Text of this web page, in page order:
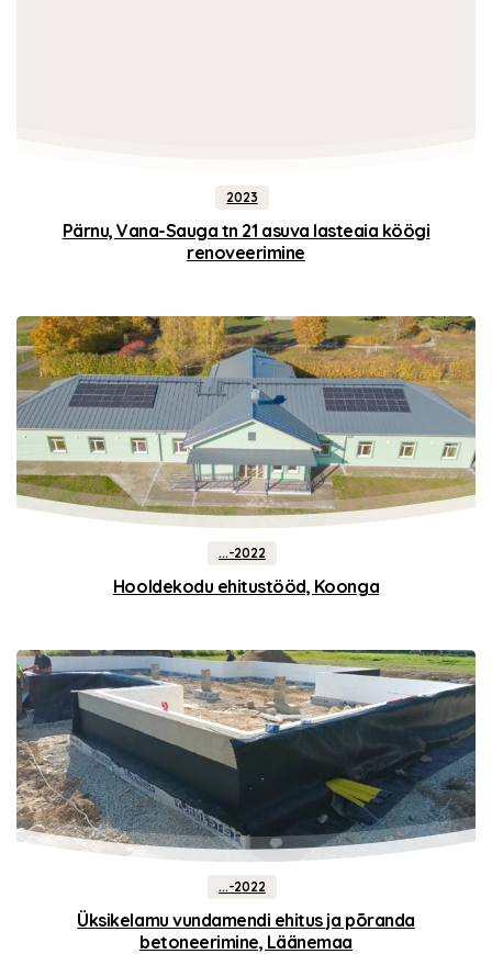
2023
Pärnu, Vana-Sauga tn 21 asuva lasteaia köögi
renoveerimine
...-2022
Hooldekodu ehitustööd, Koonga
...-2022
Üksikelamu vundamendi ehitus ja põranda
betoneerimine, Läänemaa